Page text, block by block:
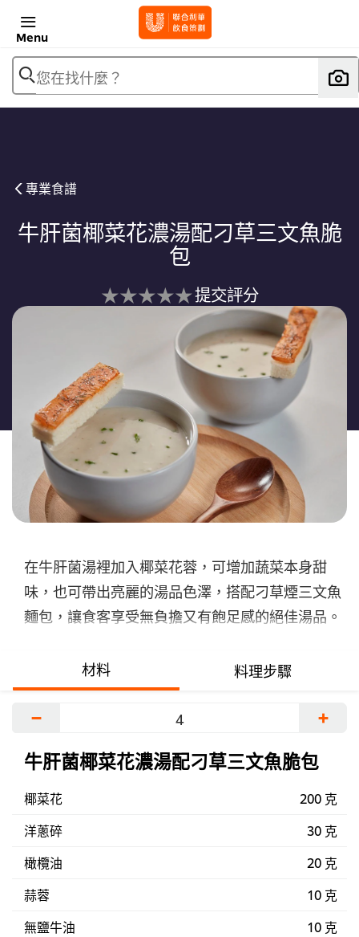
Menu
您在找什麼？
專業食譜
牛肝菌椰菜花濃湯配刁草三文魚脆
包
没
有
为
这
个
recipe
提
交
评
级
提交評分
在牛肝菌湯裡加入椰菜花蓉，可增加蔬菜本身甜
味，也可帶出亮麗的湯品色澤，搭配刁草煙三文魚
麵包，讓食客享受無負擔又有飽足感的絕佳湯品。
材料 料理步驟
− +
牛肝菌椰菜花濃湯配刁草三文魚脆包
椰菜花
200 克
洋蔥碎
30 克
橄欖油
20 克
蒜蓉
10 克
無鹽牛油
10 克